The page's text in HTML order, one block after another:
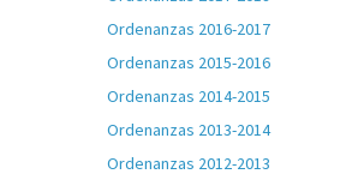
Ordenanzas 2016-2017
Ordenanzas 2015-2016
Ordenanzas 2014-2015
Ordenanzas 2013-2014
Ordenanzas 2012-2013